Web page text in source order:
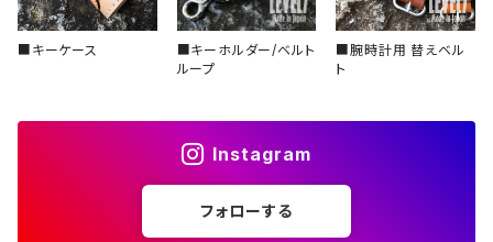
■キーケース
■キーホルダー/ベルト
ループ
■腕時計用 替えベル
ト
Instagram
フォローする